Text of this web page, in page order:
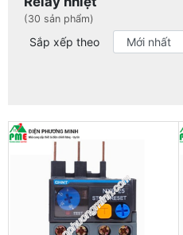
(30 sản phẩm)
Sắp xếp theo